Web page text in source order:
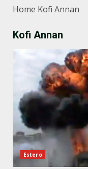
Home Kofi Annan
Kofi Annan
Estero